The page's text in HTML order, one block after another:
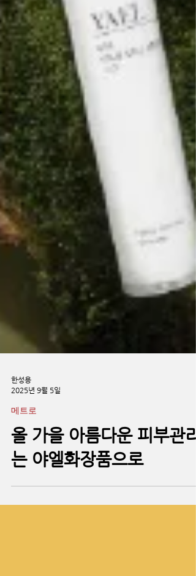
2025년 9월 5일
메트로
올 가을 아름다운 피부관리
는 야엘화장품으로